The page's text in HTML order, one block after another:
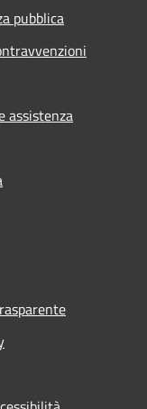
pubblica
assistenza